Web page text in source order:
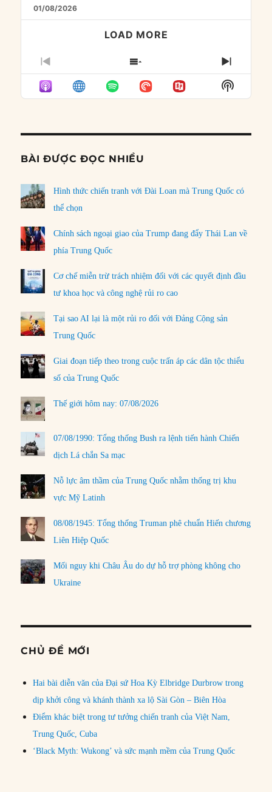
01/08/2026
LOAD MORE
PREVIOUS
EPISODE
SHOW
EPISODES
LIST
NEXT
Show
Podcast
BÀI ĐƯỢC ĐỌC NHIỀU
Hình thức chiến tranh với Đài Loan mà Trung Quốc có
thể chọn
Chính sách ngoại giao của Trump đang đẩy Thái Lan về
phía Trung Quốc
Cơ chế miễn trừ trách nhiệm đối với các quyết định đầu
tư khoa học và công nghệ rủi ro cao
Tại sao AI lại là một rủi ro đối với Đảng Cộng sản
Trung Quốc
Giai đoạn tiếp theo trong cuộc trấn áp các dân tộc thiểu
số của Trung Quốc
Thế giới hôm nay: 07/08/2026
07/08/1990: Tổng thống Bush ra lệnh tiến hành Chiến
dịch Lá chắn Sa mạc
Nỗ lực âm thầm của Trung Quốc nhằm thống trị khu
vực Mỹ Latinh
08/08/1945: Tổng thống Truman phê chuẩn Hiến chương
Liên Hiệp Quốc
Mối nguy khi Châu Âu do dự hỗ trợ phòng không cho
Ukraine
CHỦ ĐỀ MỚI
Hai bài diễn văn của Đại sứ Hoa Kỳ Elbridge Durbrow trong
dịp khởi công và khánh thành xa lộ Sài Gòn – Biên Hòa
Điểm khác biệt trong tư tưởng chiến tranh của Việt Nam,
Trung Quốc, Cuba
‘Black Myth: Wukong’ và sức mạnh mềm của Trung Quốc